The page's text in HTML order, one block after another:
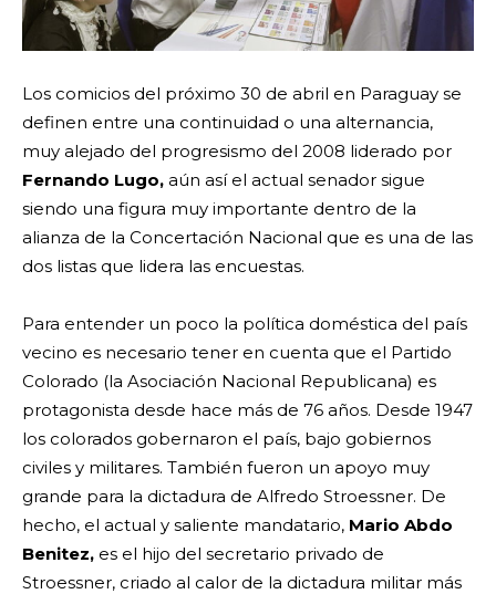
Los comicios del próximo 30 de abril en Paraguay se
definen entre una continuidad o una alternancia,
muy alejado del progresismo del 2008 liderado por
Fernando Lugo, aún así el actual senador sigue
siendo una figura muy importante dentro de la
alianza de la Concertación Nacional que es una de las
dos listas que lidera las encuestas.
Para entender un poco la política doméstica del país
vecino es necesario tener en cuenta que el Partido
Colorado (la Asociación Nacional Republicana) es
protagonista desde hace más de 76 años. Desde 1947
los colorados gobernaron el país, bajo gobiernos
civiles y militares. También fueron un apoyo muy
grande para la dictadura de Alfredo Stroessner. De
hecho, el actual y saliente mandatario, Mario Abdo
Benitez, es el hijo del secretario privado de
Stroessner, criado al calor de la dictadura militar más